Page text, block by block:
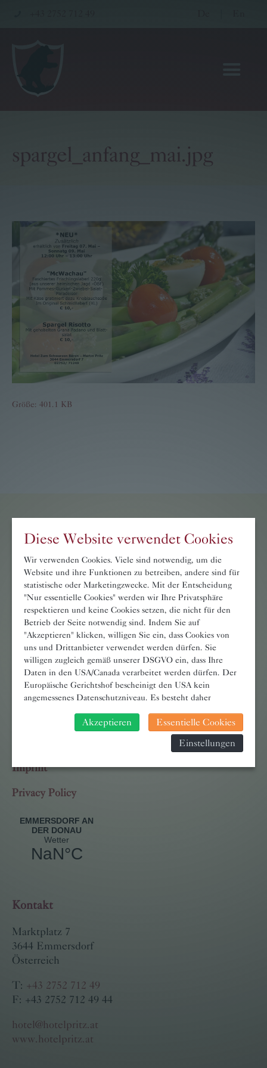
Hotel
Wellness & Meetings
Pritz Family
Voucher
Contact
Booking
Bärige Termine
spargel_anfang_mai.jpg
Größe: 401.1 KB
Hotel
Restaurant
Wellness & Meetings
Pritz Family
Contact
News
Press
Imprint
Privacy Policy
Kontakt
Marktplatz 7
3644 Emmersdorf
Österreich
T: +43 2752 712 49
F: +43 2752 712 49 44
hotel@hotelpritz.at
www.hotelpritz.at
Diese Website verwendet Cookies
Wir verwenden Cookies. Viele sind notwendig, um die
Website und ihre Funktionen zu betreiben, andere sind für
statistische oder Marketingzwecke. Mit der Entscheidung
"Nur essentielle Cookies" werden wir Ihre Privatsphäre
respektieren und keine Cookies setzen, die nicht für den
Betrieb der Seite notwendig sind. Indem Sie auf
"Akzeptieren" klicken, willigen Sie ein, dass Cookies von
uns und Drittanbieter verwendet werden dürfen. Sie
willigen zugleich gemäß unserer DSGVO ein, dass Ihre
Daten in den USA/Canada verarbeitet werden dürfen. Der
Europäische Gerichtshof bescheinigt den USA kein
angemessenes Datenschutzniveau. Es besteht daher
Behörden, zu Kontroll- und zu Überwachungszwecken,
verarbeitet werden und dagegen keine wirksamen
Rechtsbehelfe erhoben werden können. Zudem finden Sie
Einwilligung widerrufen und Widerspruch ausüben. Weitere
Akzeptieren
Essentielle Cookies
Einstellungen